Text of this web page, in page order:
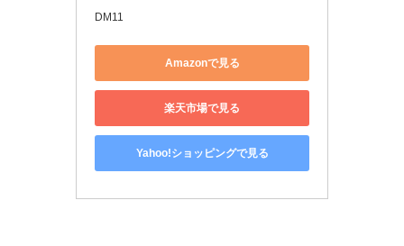
DM11
Amazonで見る
楽天市場で見る
Yahoo!ショッピングで見る